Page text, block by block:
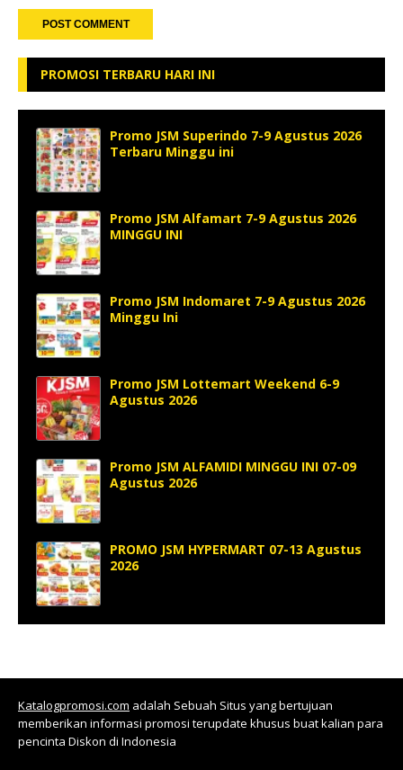
PROMOSI TERBARU HARI INI
Promo JSM Superindo 7-9 Agustus 2026
Terbaru Minggu ini
Promo JSM Alfamart 7-9 Agustus 2026
MINGGU INI
Promo JSM Indomaret 7-9 Agustus 2026
Minggu Ini
Promo JSM Lottemart Weekend 6-9
Agustus 2026
Promo JSM ALFAMIDI MINGGU INI 07-09
Agustus 2026
PROMO JSM HYPERMART 07-13 Agustus
2026
Katalogpromosi.com adalah Sebuah Situs yang bertujuan
memberikan informasi promosi terupdate khusus buat kalian para
pencinta Diskon di Indonesia